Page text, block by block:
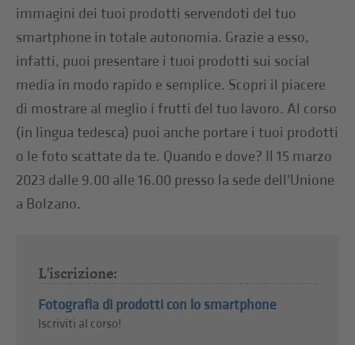
immagini dei tuoi prodotti servendoti del tuo
smartphone in totale autonomia. Grazie a esso,
infatti, puoi presentare i tuoi prodotti sui social
media in modo rapido e semplice. Scopri il piacere
di mostrare al meglio i frutti del tuo lavoro. Al corso
(in lingua tedesca) puoi anche portare i tuoi prodotti
o le foto scattate da te. Quando e dove? Il 15 marzo
2023 dalle 9.00 alle 16.00 presso la sede dell'Unione
a Bolzano.
L'iscrizione:
Fotografia di prodotti con lo smartphone
Iscriviti al corso!